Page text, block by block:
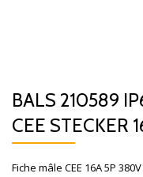
BALS 210589
CEE STECKER
Fiche mâle CEE 16A 5P